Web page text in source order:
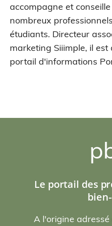
accompagne et
nombreux
étudiants. Directeur
marketing Siiimple, il
portail d'informations
Le portail des
A l'origine